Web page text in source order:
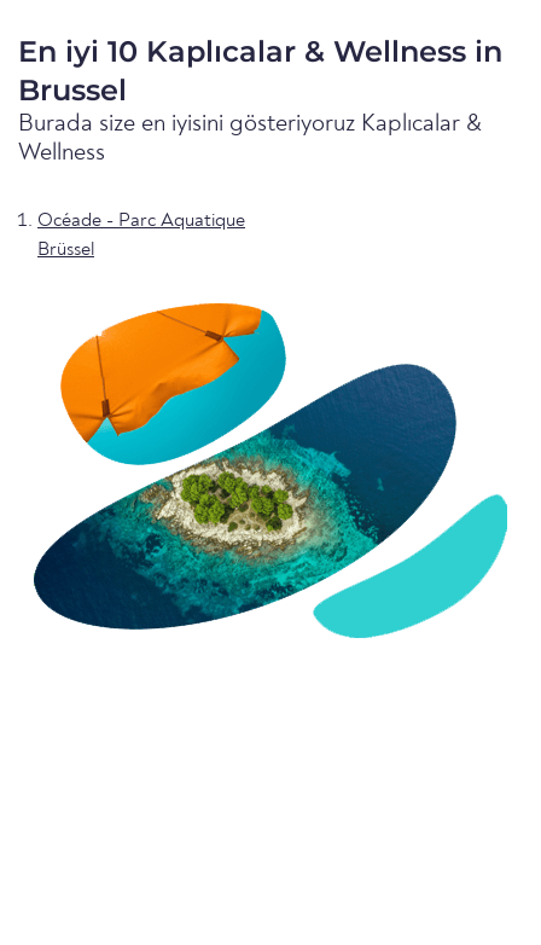
En iyi 10 Kaplıcalar & Wellness in
Brussel
Burada size en iyisini gösteriyoruz Kaplıcalar &
Wellness
Océade - Parc Aquatique
Brüssel